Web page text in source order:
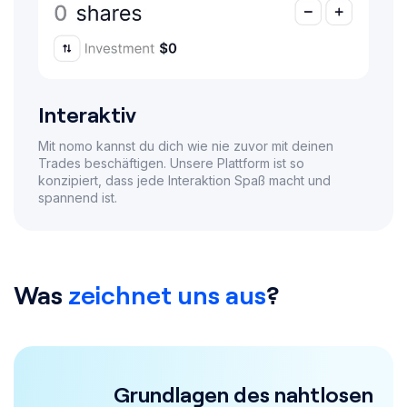
Interaktiv
Mit nomo kannst du dich wie nie zuvor mit deinen
Trades beschäftigen. Unsere Plattform ist so
konzipiert, dass jede Interaktion Spaß macht und
spannend ist.
Was zeichnet uns aus?
Grundlagen des nahtlosen